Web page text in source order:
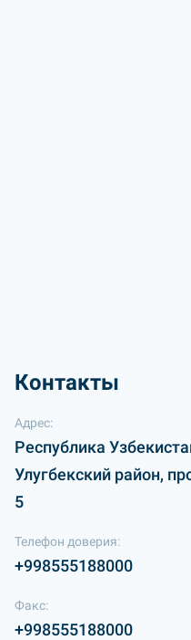
Контакты
Адрес:
Республика
Улугбекский район,
5
Телефон доверия:
+998555188000
Факс:
+998555188000